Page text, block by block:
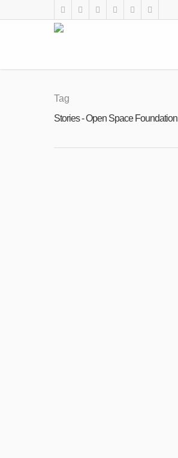
Tag
Stories - Open Space Foundation